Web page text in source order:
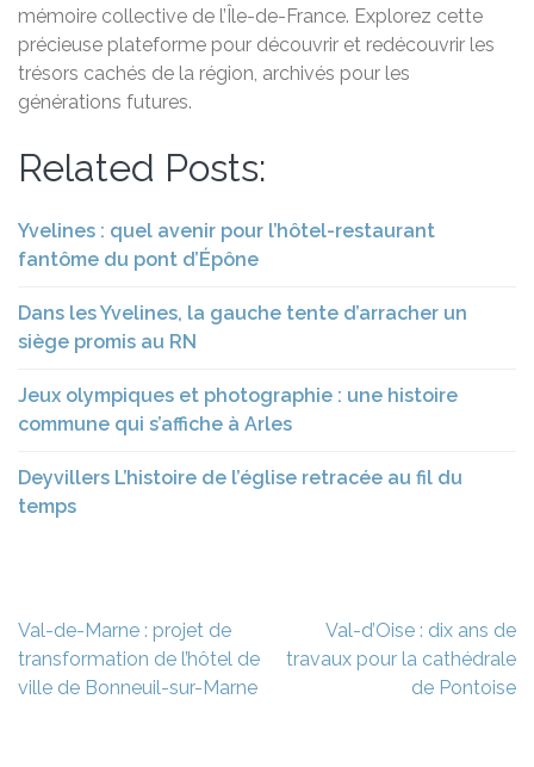
mémoire collective de l’Île-de-France. Explorez cette
précieuse plateforme pour découvrir et redécouvrir les
trésors cachés de la région, archivés pour les
générations futures.
Related Posts:
Yvelines : quel avenir pour l’hôtel-restaurant
fantôme du pont d’Épône
Dans les Yvelines, la gauche tente d’arracher un
siège promis au RN
Jeux olympiques et photographie : une histoire
commune qui s’affiche à Arles
Deyvillers L’histoire de l’église retracée au fil du
temps
Navigation
de
l’article
Val-de-Marne : projet de
transformation de l’hôtel de
ville de Bonneuil-sur-Marne
Val-d’Oise : dix ans de
travaux pour la cathédrale
de Pontoise